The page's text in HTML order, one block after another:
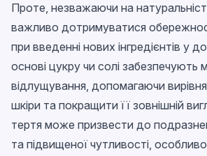
Проте, незважаючи на
важливо дотримуватися
при введенні нових інгредієнтів у
основі цукру чи солі забезпечують
відлущування, допомагаючи
шкіри та покращити її зовнішній
тертя може призвести до
та підвищеної чутливості,